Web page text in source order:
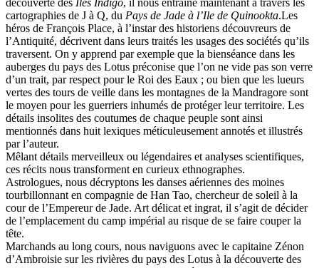
découverte des Iles Indigo, il nous entraîne maintenant à travers les
cartographies de J à Q, du Pays de Jade à l’Ile de Quinookta.Les
héros de François Place, à l’instar des historiens découvreurs de
l’Antiquité, décrivent dans leurs traités les usages des sociétés qu’ils
traversent. On y apprend par exemple que la bienséance dans les
auberges du pays des Lotus préconise que l’on ne vide pas son verre
d’un trait, par respect pour le Roi des Eaux ; ou bien que les lueurs
vertes des tours de veille dans les montagnes de la Mandragore sont
le moyen pour les guerriers inhumés de protéger leur territoire. Les
détails insolites des coutumes de chaque peuple sont ainsi
mentionnés dans huit lexiques méticuleusement annotés et illustrés
par l’auteur.
Mêlant détails merveilleux ou légendaires et analyses scientifiques,
ces récits nous transforment en curieux ethnographes.
Astrologues, nous décryptons les danses aériennes des moines
tourbillonnant en compagnie de Han Tao, chercheur de soleil à la
cour de l’Empereur de Jade. Art délicat et ingrat, il s’agit de décider
de l’emplacement du camp impérial au risque de se faire couper la
tête.
Marchands au long cours, nous naviguons avec le capitaine Zénon
d’Ambroisie sur les rivières du pays des Lotus à la découverte des